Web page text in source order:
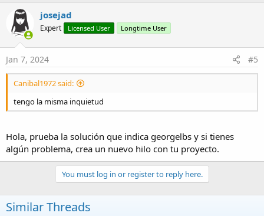
relacionada que pueda ayudarme a terminar mi proyecto.
De antemano nuevamente muchas gracias.
DANIEL
josejad
Expert Licensed User Longtime User
Jan 7, 2024 #5
Canibal1972 said:
tengo la misma inquietud
Hola, prueba la solución que indica georgelbs y si tienes
algún problema, crea un nuevo hilo con tu proyecto.
You must log in or register to reply here.
Similar Threads